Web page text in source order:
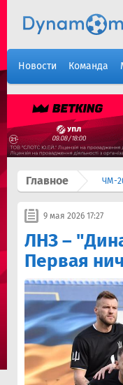
Новости Команда
Главное ЧМ-
9 мая 2026 17:27
ЛНЗ –
Первая